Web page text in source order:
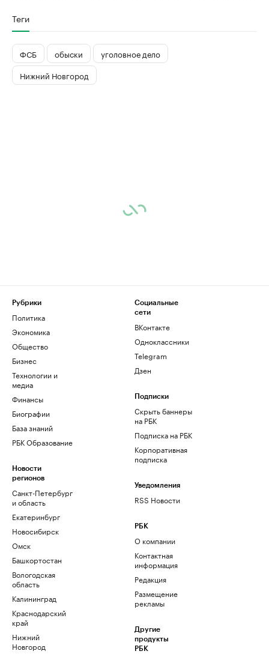
Теги
ФСБ обыски
уголовное дело
Нижний Новгород
Рубрики
Политика
Экономика
Общество
Бизнес
Технологии и
медиа
Финансы
Биографии
База знаний
РБК Образование
Новости
регионов
Санкт-Петербург
и область
Екатеринбург
Новосибирск
Омск
Башкортостан
Вологодская
область
Калининград
Краснодарский
край
Нижний
Новгород
Социальные
сети
ВКонтакте
Одноклассники
Telegram
Дзен
Подписки
Скрыть баннеры
на РБК
Подписка на РБК
Корпоративная
подписка
Уведомления
RSS Новости
РБК
О компании
Контактная
информация
Редакция
Размещение
рекламы
Другие
продукты
РБК